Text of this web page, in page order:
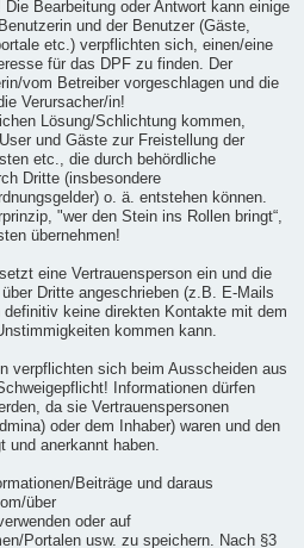
Bearbeitung oder Antwort kann einige
und der Benutzer (Gäste,
etc.) verpflichten sich, einen/eine
für das DPF zu finden. Der
vom Betreiber vorgeschlagen und die
Verursacher/in!
Lösung/Schlichtung kommen,
und Gäste zur Freistellung der
etc., die durch behördliche
Dritte (insbesondere
o. ä. entstehen können.
"wer den Stein ins Rollen bringt“,
übernehmen!
eine Vertrauensperson ein und die
Dritte angeschrieben (z.B. E-Mails
keine direkten Kontakte mit dem
kommen kann.
verpflichten sich beim Ausscheiden aus
Informationen dürfen
da sie Vertrauenspersonen
oder dem Inhaber) waren und den
und anerkannt haben.
Beiträge und daraus
über
oder auf
Portalen usw. zu speichern. Nach §3